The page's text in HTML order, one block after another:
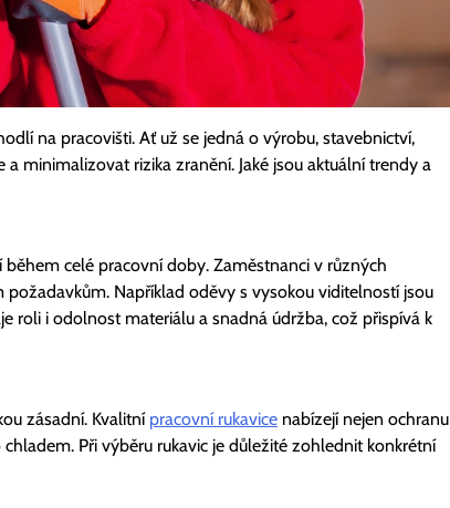
na pracovišti. Ať už se jedná o výrobu, stavebnictví,
minimalizovat rizika zranění. Jaké jsou aktuální trendy a
celé pracovní doby. Zaměstnanci v různých
Například oděvy s vysokou viditelností jsou
roli i odolnost materiálu a snadná údržba, což přispívá k
zásadní. Kvalitní pracovní rukavice nabízejí nejen ochranu
Při výběru rukavic je důležité zohlednit konkrétní